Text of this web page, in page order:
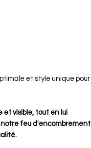
et style unique pour
et visible, tout en lui
feu d'encombrement